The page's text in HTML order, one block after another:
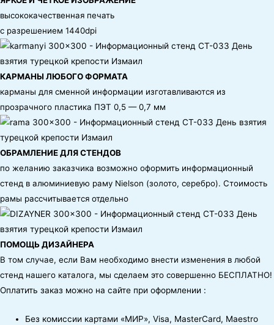
высококачественная печать
с разрешением 1440dpi
КАРМАНЫ ЛЮБОГО ФОРМАТА
карманы для сменной информации изготавливаются из
прозрачного пластика ПЭТ 0,5 — 0,7 мм
ОБРАМЛЕНИЕ ДЛЯ СТЕНДОВ
по желанию заказчика возможно оформить информационный
стенд в алюминиевую раму Nielson (золото, серебро). Стоимость
рамы рассчитывается отдельно
ПОМОЩЬ ДИЗАЙНЕРА
В том случае, если Вам необходимо внести изменения в любой
стенд нашего каталога, мы сделаем это совершенно БЕСПЛАТНО!
Оплатить заказ можно на сайте при оформлении :
Без комиссии картами «МИР», Visa, MasterCard, Maestro